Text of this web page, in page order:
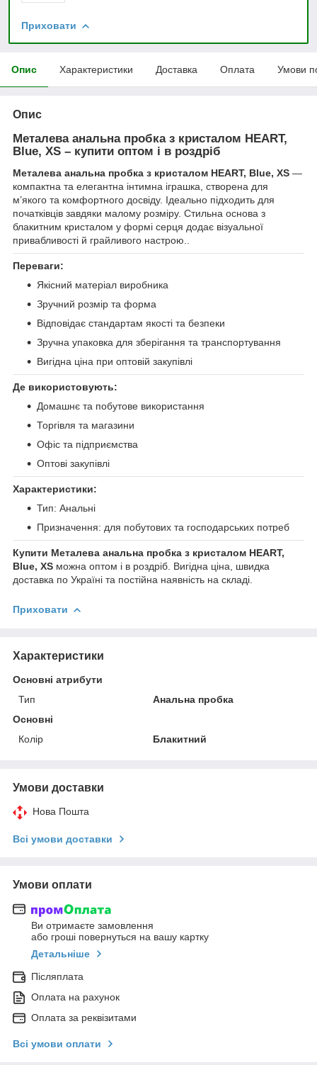
Приховати
Опис Характеристики Доставка Оплата Умови
Опис
Металева анальна пробка з кристалом HEART,
Blue, XS – купити оптом і в роздріб
Металева анальна пробка з кристалом HEART, Blue, XS —
компактна та елегантна інтимна іграшка, створена для
м’якого та комфортного досвіду. Ідеально підходить для
початківців завдяки малому розміру. Стильна основа з
блакитним кристалом у формі серця додає візуальної
привабливості й грайливого настрою..
Переваги:
Якісний матеріал виробника
Зручний розмір та форма
Відповідає стандартам якості та безпеки
Зручна упаковка для зберігання та транспортування
Вигідна ціна при оптовій закупівлі
Де використовують:
Домашнє та побутове використання
Торгівля та магазини
Офіс та підприємства
Оптові закупівлі
Характеристики:
Тип: Анальні
Призначення: для побутових та господарських потреб
Купити Металева анальна пробка з кристалом HEART,
Blue, XS можна оптом і в роздріб. Вигідна ціна, швидка
доставка по Україні та постійна наявність на складі.
Приховати
Характеристики
Основні атрибути
Тип
Анальна пробка
Основні
Колір
Блакитний
Умови доставки
Нова Пошта
Всі умови доставки
Умови оплати
Ви отримаєте замовлення
або гроші повернуться на вашу картку
Детальніше
Післяплата
Оплата на рахунок
Оплата за реквізитами
Всі умови оплати